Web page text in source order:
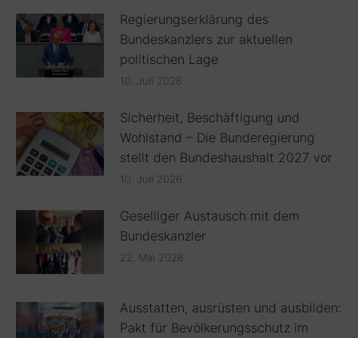
Regierungserklärung des
Bundeskanzlers zur aktuellen
politischen Lage
10. Juli 2026
Sicherheit, Beschäftigung und
Wohlstand – Die Bunderegierung
stellt den Bundeshaushalt 2027 vor
10. Juli 2026
Geselliger Austausch mit dem
Bundeskanzler
22. Mai 2026
Ausstatten, ausrüsten und ausbilden:
Pakt für Bevölkerungsschutz im